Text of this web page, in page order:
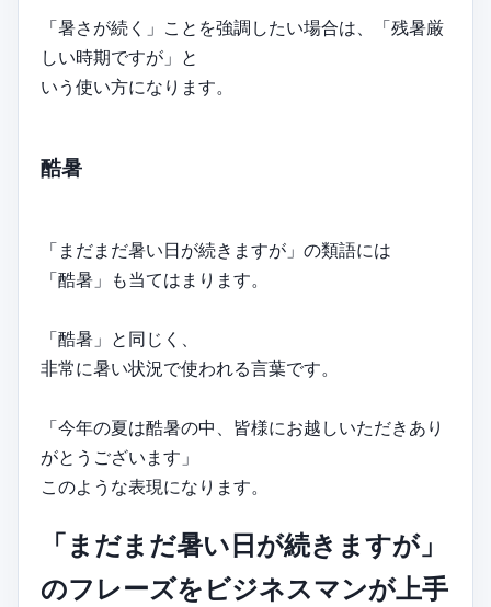
「暑さが続く」ことを強調したい場合は、「残暑厳
しい時期ですが」と
いう使い方になります。
酷暑
「まだまだ暑い日が続きますが」の類語には
「酷暑」も当てはまります。
「酷暑」と同じく、
非常に暑い状況で使われる言葉です。
「今年の夏は酷暑の中、皆様にお越しいただきあり
がとうございます」
このような表現になります。
「まだまだ暑い日が続きますが」
のフレーズをビジネスマンが上手